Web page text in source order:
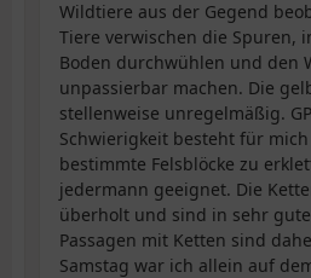
Wildtiere aus der Gegend
Tiere verwischen die Spuren,
Boden durchwühlen und den
unpassierbar machen. Die
stellenweise unregelmäßig.
Schwierigkeit besteht für
bestimmte Felsblöcke zu
jedermann geeignet. Die
überholt und sind in sehr
Passagen mit Ketten sind
Samstag war ich allein auf